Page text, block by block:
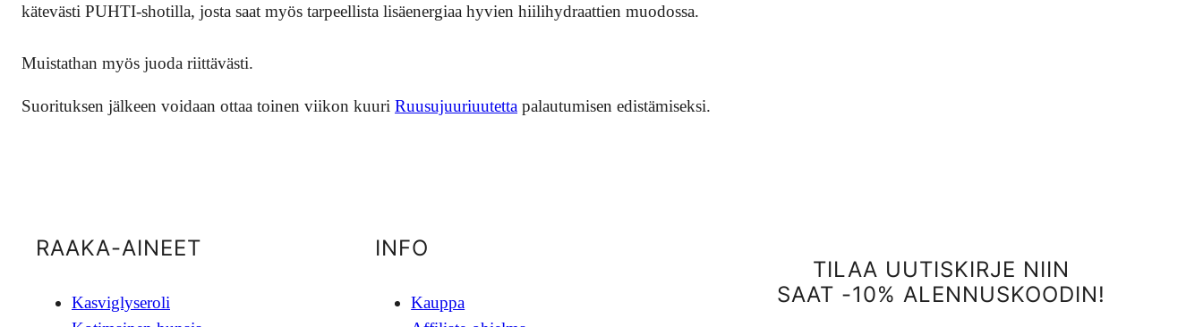
kätevästi PUHTI-shotilla, josta saat myös tarpeellista lisäenergiaa hyvien hiilihydraattien muodossa.
Muistathan myös juoda riittävästi.
Suorituksen jälkeen voidaan ottaa toinen viikon kuuri Ruusujuuriuutetta palautumisen edistämiseksi.
RAAKA-AINEET
Kasviglyseroli
INFO
Kauppa
TILAA UUTISKIRJE NIIN
SAAT -10% ALENNUSKOODIN!